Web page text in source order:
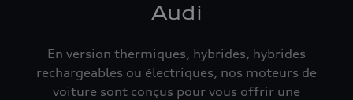
Audi
En version thermiques, hybrides, hybrides
rechargeables ou électriques, nos moteurs de
voiture sont conçus pour vous offrir une